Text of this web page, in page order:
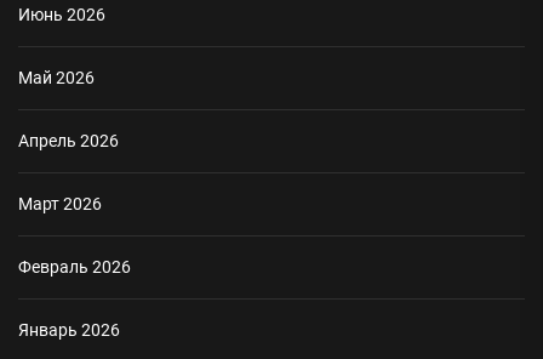
Июнь 2026
Май 2026
Апрель 2026
Март 2026
Февраль 2026
Январь 2026